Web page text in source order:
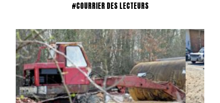
#COURRIER DES LECTEURS